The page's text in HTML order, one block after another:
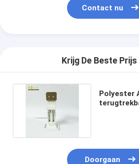
Contact nu
Krijg De Beste
Polyester
Doorgaan